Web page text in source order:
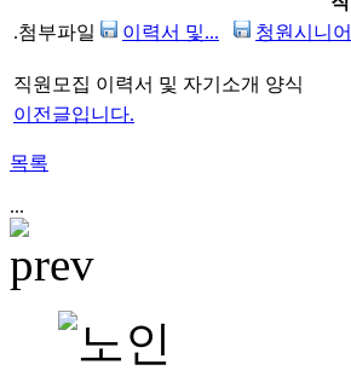
.첨부파일
이력서 및... 청원시니
직원모집 이력서 및 자기소개 양식
이전글입니다.
목록
...